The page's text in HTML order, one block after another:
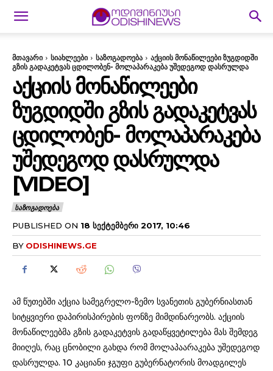
მთავარი სიახლეები საზოგადოება
აქციის მონაწილეები ზუგდიდში
გზის გადაკეტვას ცდილობენ- მოლაპარაკება უშედეგოდ დასრულდა
ᲐᲥᲪᲘᲘᲡ ᲛᲝᲜᲐᲬᲘᲚᲔᲔᲑᲘ
ᲖᲣᲒᲓᲘᲓᲨᲘ ᲒᲖᲘᲡ ᲒᲐᲓᲐᲙᲔᲢᲕᲐᲡ
ᲪᲓᲘᲚᲝᲑᲔᲜ- ᲛᲝᲚᲐᲞᲐᲠᲐᲙᲔᲑᲐ
ᲣᲨᲔᲓᲔᲒᲝᲓ ᲓᲐᲡᲠᲣᲚᲓᲐ
[VIDEO]
ᲡᲐᲖᲝᲒᲐᲓᲝᲔᲑᲐ
PUBLISHED ON 18 ᲡᲔᲥᲢᲔᲛᲑᲔᲠᲘ 2017, 10:46
BY ODISHINEWS.GE
ამ წუთებში აქცია სამეგრელო-ზემო სვანეთის გუბერნიასთან
სიტყვიერი დაპირისპირების ფონზე მიმდინარეობს. აქციის
მონაწილეებმა გზის გადაკეტვის გადაწყვეტილება მას შემდეგ
მიიღეს, რაც ცნობილი გახდა რომ მოლაპაარაკება უშედეგოდ
დასრულდა. 10 კაციანი ჯგუფი გუბერნატორის მოადგილეს